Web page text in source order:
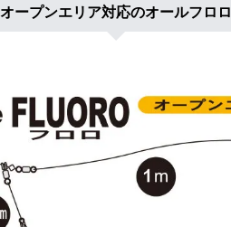
オープンエリア対応のオールフロロ